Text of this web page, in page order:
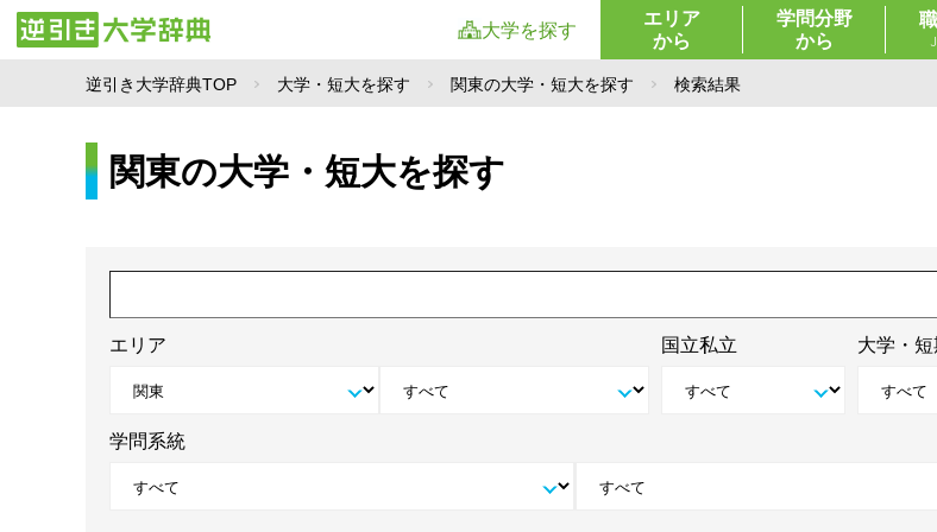
大学を探す
エリア
から
学問分野
から
逆引き大学辞典TOP 大学・短大を探す 関東の大学・短大を探す 検索結果
関東の大学・短大を探す
エリア 国立私立 大学・
学問系統